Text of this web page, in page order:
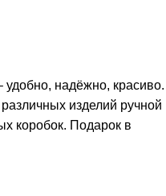
надёжно, красиво.
изделий ручной
коробок. Подарок в